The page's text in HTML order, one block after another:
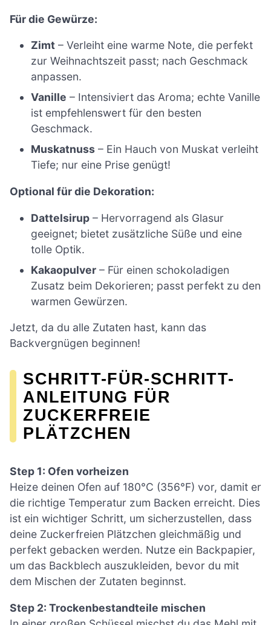
Für die Gewürze:
Zimt – Verleiht eine warme Note, die perfekt
zur Weihnachtszeit passt; nach Geschmack
anpassen.
Vanille – Intensiviert das Aroma; echte Vanille
ist empfehlenswert für den besten
Geschmack.
Muskatnuss – Ein Hauch von Muskat verleiht
Tiefe; nur eine Prise genügt!
Optional für die Dekoration:
Dattelsirup – Hervorragend als Glasur
geeignet; bietet zusätzliche Süße und eine
tolle Optik.
Kakaopulver – Für einen schokoladigen
Zusatz beim Dekorieren; passt perfekt zu den
warmen Gewürzen.
Jetzt, da du alle Zutaten hast, kann das
Backvergnügen beginnen!
SCHRITT-FÜR-SCHRITT-
ANLEITUNG FÜR
ZUCKERFREIE
PLÄTZCHEN
Step 1: Ofen vorheizen
Heize deinen Ofen auf 180°C (356°F) vor, damit er
die richtige Temperatur zum Backen erreicht. Dies
ist ein wichtiger Schritt, um sicherzustellen, dass
deine Zuckerfreien Plätzchen gleichmäßig und
perfekt gebacken werden. Nutze ein Backpapier,
um das Backblech auszukleiden, bevor du mit
dem Mischen der Zutaten beginnst.
Step 2: Trockenbestandteile mischen